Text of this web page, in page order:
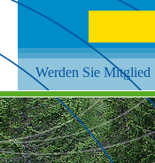
Werden Sie Mitglied